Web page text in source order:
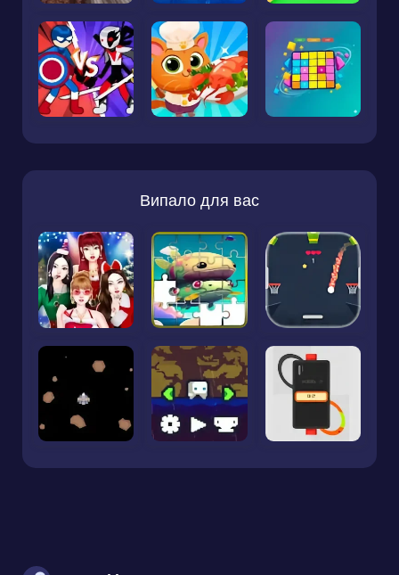
Випало для вас